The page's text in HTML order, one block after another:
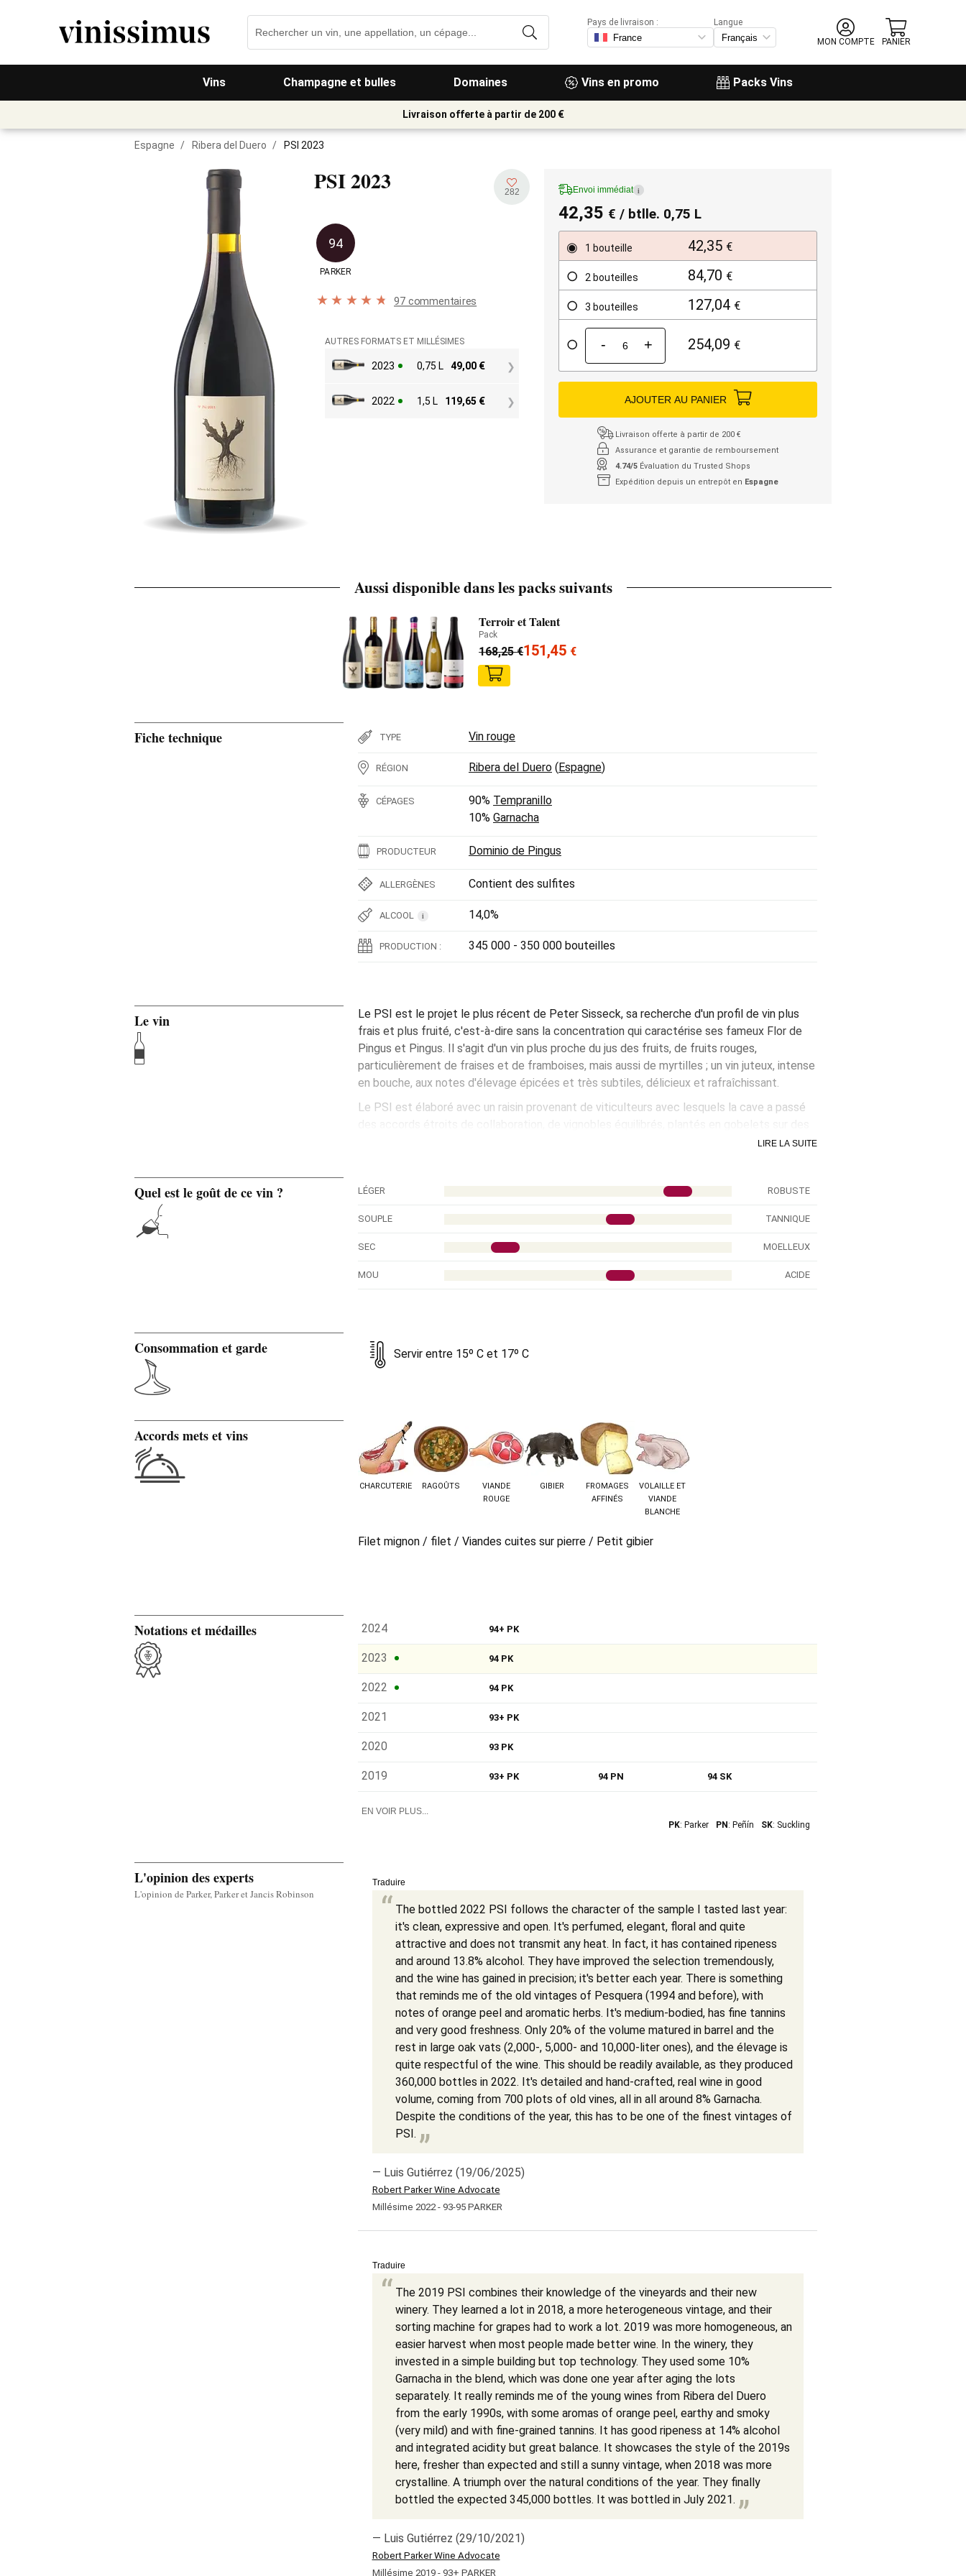
Vins Champagne et bulles Domaines Vins en promo Packs Vins
Pays de livraison :
Langue
MON COMPTE
PANIER
Livraison offerte à partir de 200 €
Espagne / Ribera del Duero / PSI 2023
PSI2023 282
94
PARKER
97 commentaires
AUTRES FORMATS ET MILLÉSIMES
2023 0,75 L 49,00 €
2022 1,5 L 119,65 €
Envoi immédiat i
42,35 € / btlle. 0,75 L
1 bouteille 42,35 €
2 bouteilles 84,70 €
3 bouteilles 127,04 €
- + 254,09 €
AJOUTER AU PANIER
Livraison offerte à partir de 200 €
Assurance et garantie de remboursement
4.74/5 Évaluation du Trusted Shops
Expédition depuis un entrepôt en Espagne
Aussi disponible dans les packs suivants
Terroir et Talent
Pack
168,25€151,45 €
Fiche technique TYPE Vin rouge
RÉGION Ribera del Duero (Espagne)
CÉPAGES 90% Tempranillo
10% Garnacha
PRODUCTEUR Dominio de Pingus
ALLERGÈNES Contient des sulfites
ALCOOL i 14,0%
PRODUCTION : 345 000 - 350 000 bouteilles
Le vin
Le PSI est le projet le plus récent de Peter Sisseck, sa recherche d'un profil de vin plus
frais et plus fruité, c'est-à-dire sans la concentration qui caractérise ses fameux Flor de
Pingus et Pingus. Il s'agit d'un vin plus proche du jus des fruits, de fruits rouges,
particulièrement de fraises et de framboises, mais aussi de myrtilles ; un vin juteux, intense
en bouche, aux notes d'élevage épicées et très subtiles, délicieux et rafraîchissant.
Le PSI est élaboré avec un raisin provenant de viticulteurs avec lesquels la cave a passé
sols aux compositions diverses et d'une moyenne d’âge d'au moins 30 ans. Pour maximiser
LIRE LA SUITE
Quel est le goût de ce vin ? LÉGER ROBUSTE
SOUPLE TANNIQUE
SEC MOELLEUX
MOU ACIDE
Consommation et garde Servir entre 15º C et 17º C
Accords mets et vins
CHARCUTERIE RAGOÛTS
VIANDE
ROUGE
GIBIER
FROMAGES
AFFINÉS
VOLAILLE ET
VIANDE
BLANCHE
Filet mignon / filet / Viandes cuites sur pierre / Petit gibier
Notations et médailles 2024 94+ PK
2023 94 PK
2022 94 PK
2021 93+ PK
2020 93 PK
2019 93+ PK 94 PN 94 SK
EN VOIR PLUS...
PK: Parker PN : Peñín SK: Suckling
L'opinion des experts
L'opinion de Parker, Parker et Jancis Robinson
Traduire
The bottled 2022 PSI follows the character of the sample I tasted last year:
it's clean, expressive and open. It's perfumed, elegant, floral and quite
attractive and does not transmit any heat. In fact, it has contained ripeness
and around 13.8% alcohol. They have improved the selection tremendously,
and the wine has gained in precision; it's better each year. There is something
that reminds me of the old vintages of Pesquera (1994 and before), with
notes of orange peel and aromatic herbs. It's medium-bodied, has fine tannins
and very good freshness. Only 20% of the volume matured in barrel and the
rest in large oak vats (2,000-, 5,000- and 10,000-liter ones), and the élevage is
quite respectful of the wine. This should be readily available, as they produced
360,000 bottles in 2022. It's detailed and hand-crafted, real wine in good
volume, coming from 700 plots of old vines, all in all around 8% Garnacha.
Despite the conditions of the year, this has to be one of the finest vintages of
PSI.
— Luis Gutiérrez (19/06/2025)
Robert Parker Wine Advocate
Millésime 2022 - 93-95 PARKER
Traduire
The 2019 PSI combines their knowledge of the vineyards and their new
winery. They learned a lot in 2018, a more heterogeneous vintage, and their
sorting machine for grapes had to work a lot. 2019 was more homogeneous, an
easier harvest when most people made better wine. In the winery, they
invested in a simple building but top technology. They used some 10%
Garnacha in the blend, which was done one year after aging the lots
separately. It really reminds me of the young wines from Ribera del Duero
from the early 1990s, with some aromas of orange peel, earthy and smoky
(very mild) and with fine-grained tannins. It has good ripeness at 14% alcohol
and integrated acidity but great balance. It showcases the style of the 2019s
here, fresher than expected and still a sunny vintage, when 2018 was more
crystalline. A triumph over the natural conditions of the year. They finally
bottled the expected 345,000 bottles. It was bottled in July 2021.
— Luis Gutiérrez (29/10/2021)
Robert Parker Wine Advocate
Millésime 2019 - 93+ PARKER